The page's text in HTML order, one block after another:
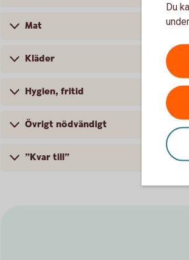
Mat
Kläder
Hygien, fritid
Övrigt nödvändigt
”Kvar till”
Du